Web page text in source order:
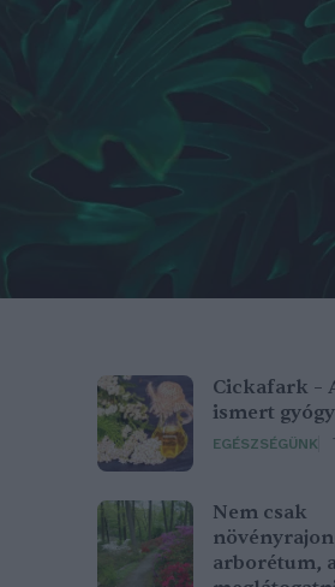
Cickafark –
ismert
EGÉSZSÉGÜNK
Nem csak
arborétum,